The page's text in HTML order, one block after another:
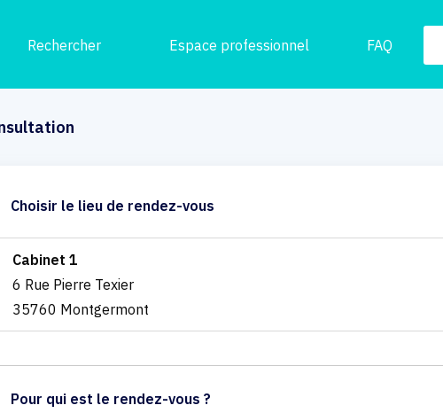
Rechercher Espace professionnel FAQ
Choisir le lieu de rendez-vous
Cabinet 1
6 Rue Pierre Texier
35760 Montgermont
Pour qui est le rendez-vous ?